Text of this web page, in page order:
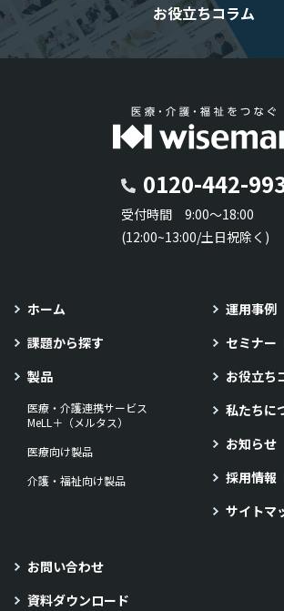
お役立ちコラム
0120-442-
受付時間 9:00～18:00
(12:00~13:00/土日祝除く)
ホーム
課題から探す
製品
医療・介護連携サービス
MeLL＋（メルタス）
医療向け製品
介護・福祉向け製品
運用事例
セミナー
お役立ち
私たちに
お知らせ
採用情報
サイトマ
お問い合わせ
資料ダウンロード